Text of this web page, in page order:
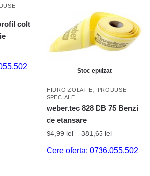
colt
Stoc epuizat
HIDROIZOLATIE,
PRODUSE
SPECIALE
weber.tec 828 DB 75 Benzi
de etansare
94,99 lei – 381,65 lei
Cere oferta: 0736.055.502